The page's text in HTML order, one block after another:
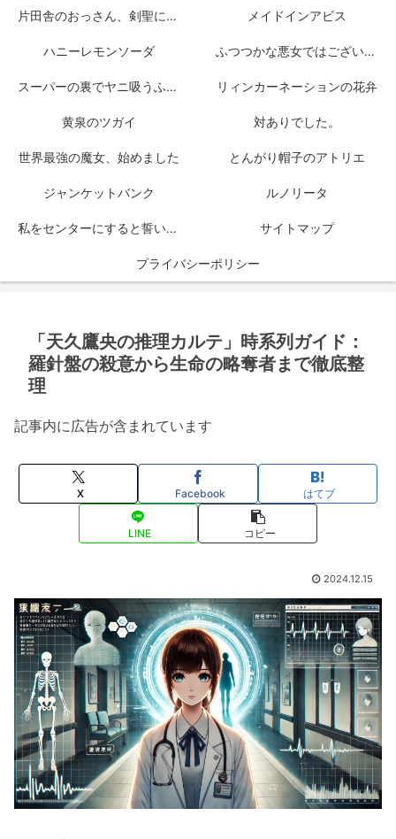
片田舎のおっさん、剣聖になる メイドインアビス
ハニーレモンソーダ ふつつかな悪女ではございますが
スーパーの裏でヤニ吸うふたり リィンカーネーションの花弁
黄泉のツガイ 対ありでした。
世界最強の魔女、始めました とんがり帽子のアトリエ
ジャンケットバンク ルノリータ
私をセンターにすると誓いますか？ サイトマップ
プライバシーポリシー
「天久鷹央の推理カルテ」時系列ガイド：
羅針盤の殺意から生命の略奪者まで徹底整
理
記事内に広告が含まれています
X Facebook はてブ
LINE コピー
2024.12.15